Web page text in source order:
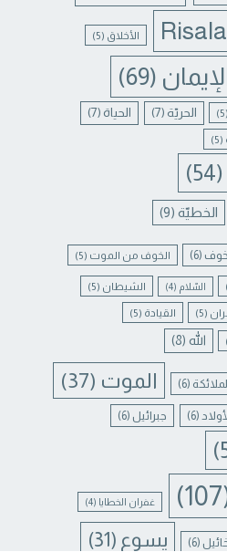
الأخلاق (5)
(69)
(5) الحريّة (7) الحياة (7)
(5)
(54)
الخطيّة (9)
(6) الخوف من الموت (5)
السّلام (4) الشيطان (5)
(5) القيادة (5)
الله (8)
(6) الموت (37)
(6) جبرائيل (6)
غفران الخطايا (4)
(6) يسوع (31)
Contact us